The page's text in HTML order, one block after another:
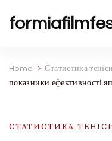
Home Статистика
показники ефективності
СТАТИСТИКА